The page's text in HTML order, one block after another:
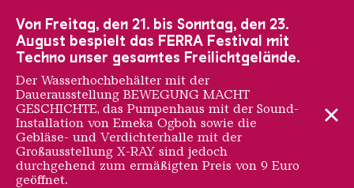
Von Freitag, den 21. bis Sonntag, den 23.
August bespielt das FERRA Festival mit
Techno unser gesamtes Freilichtgelände.
Der Wasserhochbehälter mit der
Dauerausstellung BEWEGUNG MACHT
GESCHICHTE, das Pumpenhaus mit der Sound-
Installation von Emeka Ogboh sowie die
Gebläse- und Verdichterhalle mit der
Großausstellung X-RAY sind jedoch
durchgehend zum ermäßigten Preis von 9 Euro
geöffnet.